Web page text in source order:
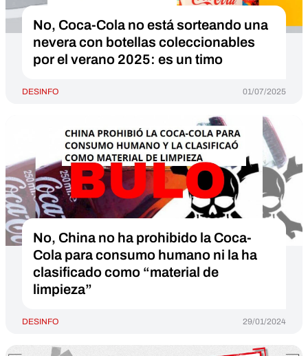
No, Coca-Cola no está sorteando una
nevera con botellas coleccionables
por el verano 2025: es un timo
DESINFO 01/07/2025
No, China no ha prohibido la Coca-
Cola para consumo humano ni la ha
clasificado como “material de
limpieza”
DESINFO 29/01/2024